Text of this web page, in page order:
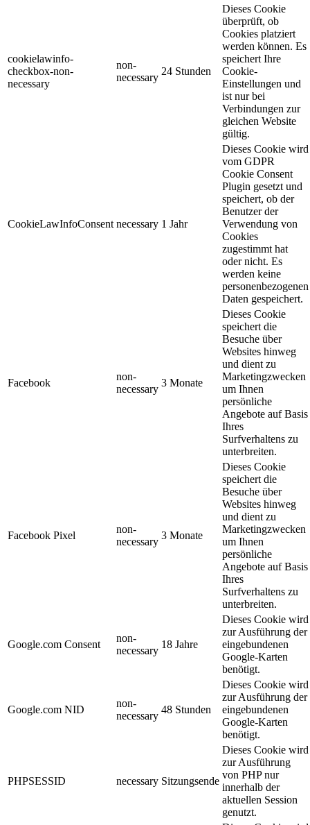
cookielawinfo-
checkbox-non-
necessary
non-
necessary
24 Stunden
Dieses Cookie
überprüft, ob
Cookies platziert
werden können. Es
speichert Ihre
Cookie-
Einstellungen und
ist nur bei
Verbindungen zur
gleichen Website
gültig.
CookieLawInfoConsent necessary 1 Jahr
Dieses Cookie wird
vom GDPR
Cookie Consent
Plugin gesetzt und
speichert, ob der
Benutzer der
Verwendung von
Cookies
zugestimmt hat
oder nicht. Es
werden keine
personenbezogenen
Daten gespeichert.
Facebook
non-
necessary
3 Monate
Dieses Cookie
speichert die
Besuche über
Websites hinweg
und dient zu
Marketingzwecken
um Ihnen
persönliche
Angebote auf Basis
Ihres
Surfverhaltens zu
unterbreiten.
Facebook Pixel
non-
necessary
3 Monate
Dieses Cookie
speichert die
Besuche über
Websites hinweg
und dient zu
Marketingzwecken
um Ihnen
persönliche
Angebote auf Basis
Ihres
Surfverhaltens zu
unterbreiten.
Google.com Consent
non-
necessary
18 Jahre
Dieses Cookie wird
zur Ausführung der
eingebundenen
Google-Karten
benötigt.
Google.com NID
non-
necessary
48 Stunden
Dieses Cookie wird
zur Ausführung der
eingebundenen
Google-Karten
benötigt.
PHPSESSID necessary Sitzungsende
Dieses Cookie wird
zur Ausführung
von PHP nur
innerhalb der
aktuellen Session
genutzt.